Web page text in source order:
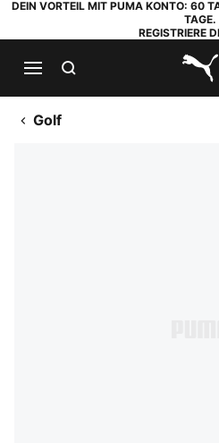
DEIN VORTEIL MIT PUMA KONTO: 60
TAGE.
REGISTRIERE
Golf